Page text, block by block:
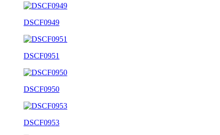
DSCF0949
DSCF0951
DSCF0950
DSCF0953